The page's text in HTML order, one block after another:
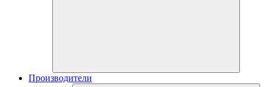
Производители